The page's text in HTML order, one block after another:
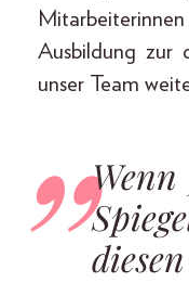
Ausbildung zur
unser Team